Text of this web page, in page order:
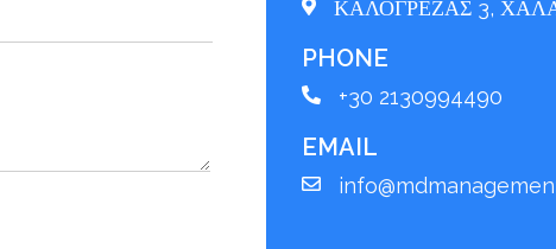
ΚΑΛΟΓΡΕΖΑΣ 3,
PHONE
+30 2130994490
EMAIL